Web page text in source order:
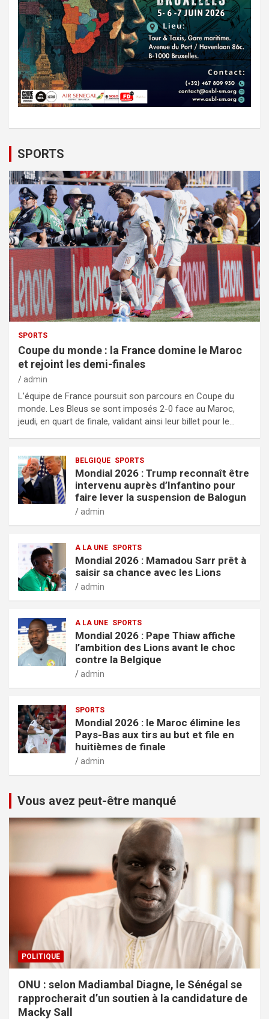
SPORTS
SPORTS
Coupe du monde : la France domine le Maroc
et rejoint les demi-finales
admin
L’équipe de France poursuit son parcours en Coupe du
monde. Les Bleus se sont imposés 2-0 face au Maroc,
jeudi, en quart de finale, validant ainsi leur billet pour le…
BELGIQUE SPORTS
Mondial 2026 : Trump reconnaît être
intervenu auprès d’Infantino pour
faire lever la suspension de Balogun
admin
A LA UNE SPORTS
Mondial 2026 : Mamadou Sarr prêt à
saisir sa chance avec les Lions
admin
A LA UNE SPORTS
Mondial 2026 : Pape Thiaw affiche
l’ambition des Lions avant le choc
contre la Belgique
admin
SPORTS
Mondial 2026 : le Maroc élimine les
Pays-Bas aux tirs au but et file en
huitièmes de finale
admin
Vous avez peut-être manqué
POLITIQUE
ONU : selon Madiambal Diagne, le Sénégal se
rapprocherait d’un soutien à la candidature de
Macky Sall